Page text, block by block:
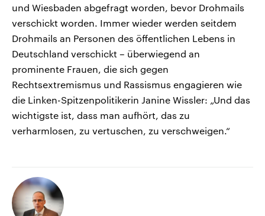
und Wiesbaden abgefragt worden, bevor Drohmails
verschickt worden. Immer wieder werden seitdem
Drohmails an Personen des öffentlichen Lebens in
Deutschland verschickt – überwiegend an
prominente Frauen, die sich gegen
Rechtsextremismus und Rassismus engagieren wie
die Linken-Spitzenpolitikerin Janine Wissler: „Und das
wichtigste ist, dass man aufhört, das zu
verharmlosen, zu vertuschen, zu verschweigen.“